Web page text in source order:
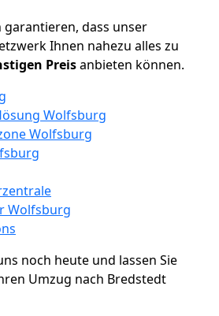
dass unser
Ihnen nahezu alles zu
Preisanbieten können.
Wolfsburg
Wolfsburg
Wolfsburg
noch heute und lassen Sie
Umzug nach Bredstedt